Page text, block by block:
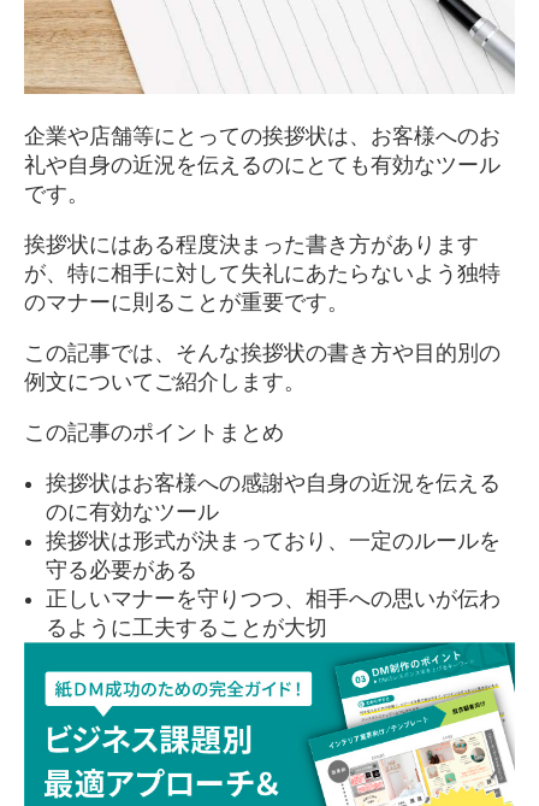
企業や店舗等にとっての挨拶状は、お客様へのお
礼や自身の近況を伝えるのにとても有効なツール
です。
挨拶状にはある程度決まった書き方があります
が、特に相手に対して失礼にあたらないよう独特
のマナーに則ることが重要です。
この記事では、そんな挨拶状の書き方や目的別の
例文についてご紹介します。
この記事のポイントまとめ
挨拶状はお客様への感謝や自身の近況を伝える
のに有効なツール
挨拶状は形式が決まっており、一定のルールを
守る必要がある
正しいマナーを守りつつ、相手への思いが伝わ
るように工夫することが大切